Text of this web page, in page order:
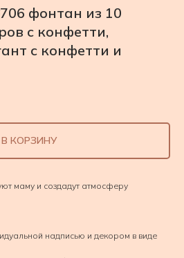
фонтан из 10
с конфетти,
с конфетти и
В КОРЗИНУ
маму и создадут атмосферу
надписью и декором в виде